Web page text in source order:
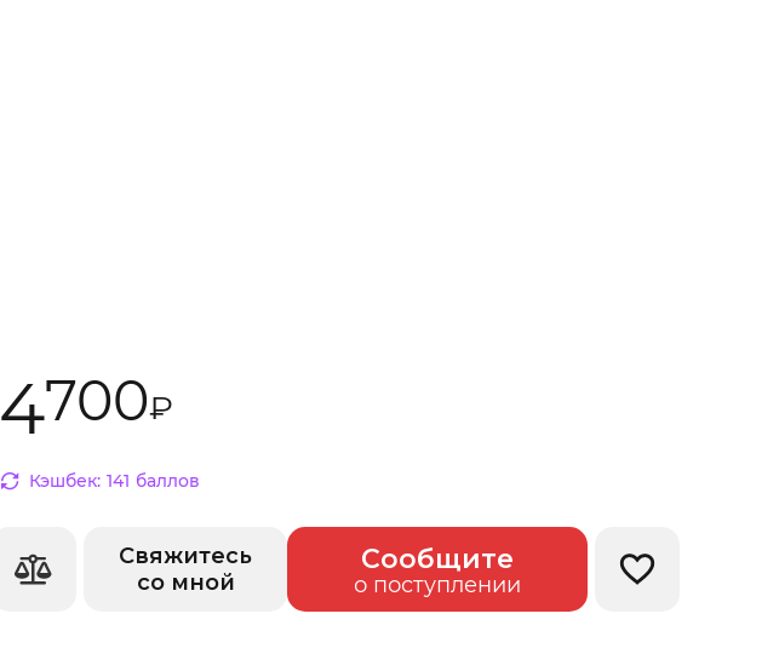
4700₽
Кэшбек: 141 баллов
Свяжитесь
со мной
Сообщите
о поступлении Добавить в